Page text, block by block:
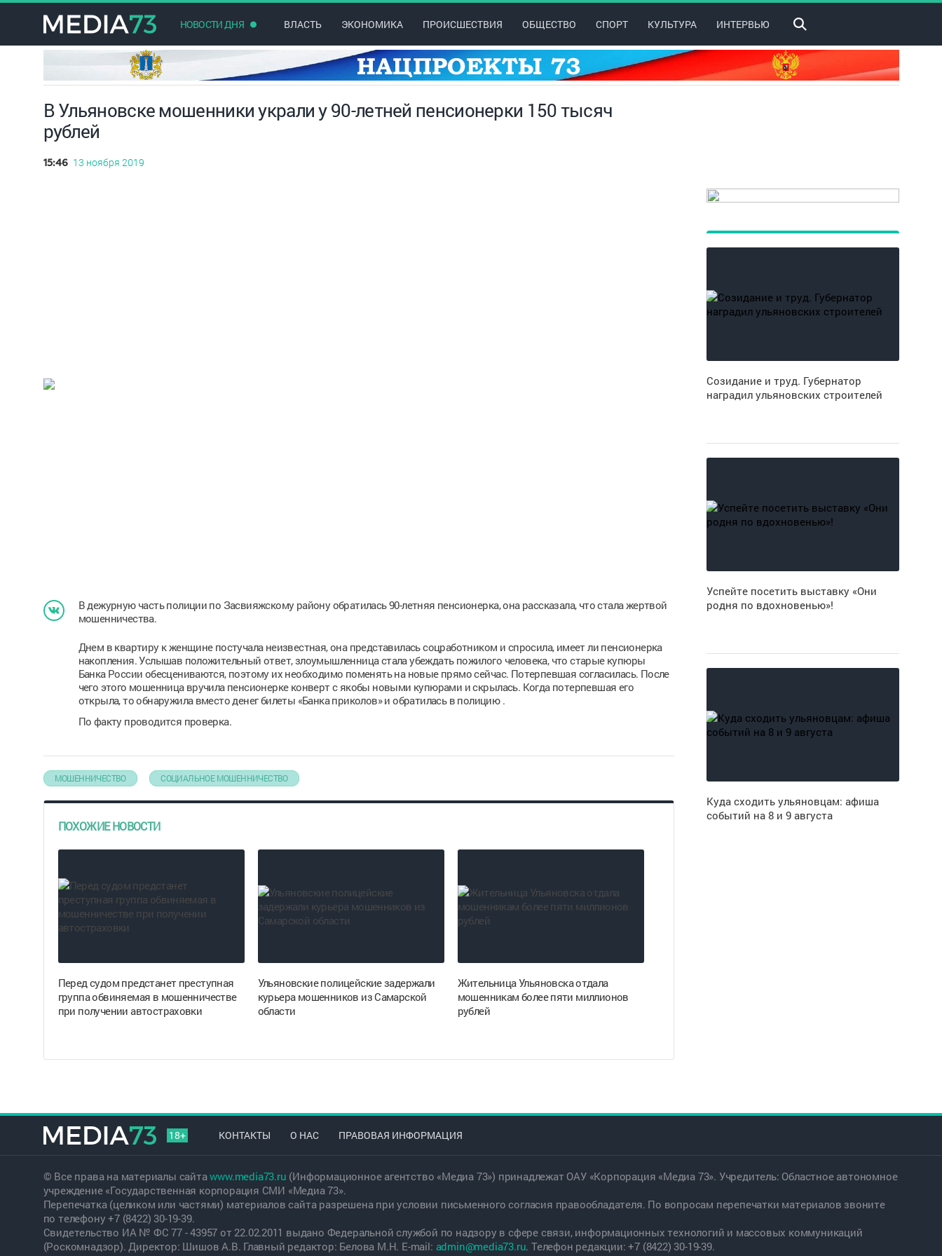
НОВОСТИ ДНЯ ВЛАСТЬ ЭКОНОМИКА ПРОИСШЕСТВИЯ ОБЩЕСТВО СПОРТ КУЛЬТУРА ИНТЕРВЬЮ
В Ульяновске мошенники украли у 90-летней пенсионерки 150 тысяч
рублей
15:46 13 ноября 2019
В дежурную часть полиции по Засвияжскому району обратилась 90-летняя пенсионерка, она рассказала, что стала жертвой
мошенничества.
Днем в квартиру к женщине постучала неизвестная, она представилась соцработником и спросила, имеет ли пенсионерка
накопления. Услышав положительный ответ, злоумышленница стала убеждать пожилого человека, что старые купюры
Банка России обесцениваются, поэтому их необходимо поменять на новые прямо сейчас. Потерпевшая согласилась. После
чего этого мошенница вручила пенсионерке конверт с якобы новыми купюрами и скрылась. Когда потерпевшая его
открыла, то обнаружила вместо денег билеты «Банка приколов» и обратилась в полицию .
По факту проводится проверка.
МОШЕННИЧЕСТВО СОЦИАЛЬНОЕ МОШЕННИЧЕСТВО
ПОХОЖИЕ НОВОСТИ
Перед судом предстанет преступная
группа обвиняемая в мошенничестве
при получении автостраховки
Ульяновские полицейские задержали
курьера мошенников из Самарской
области
Жительница Ульяновска отдала
мошенникам более пяти миллионов
рублей
Созидание и труд. Губернатор
наградил ульяновских строителей
Успейте посетить выставку «Они
родня по вдохновенью»!
Куда сходить ульяновцам: афиша
событий на 8 и 9 августа
18+ КОНТАКТЫ О НАС ПРАВОВАЯ ИНФОРМАЦИЯ
© Все права на материалы сайтаwww.media73.ru (Информационное агентство «Медиа 73») принадлежат ОАУ «Корпорация «Медиа 73». Учредитель: Областное автономное
учреждение «Государственная корпорация СМИ «Медиа 73».
Перепечатка (целиком или частями) материалов сайта разрешена при условии письменного согласия правообладателя. По вопросам перепечатки материалов звоните
по телефону +7 (8422) 30-19-39.
Свидетельство ИА № ФС 77 - 43957 от 22.02.2011 выдано Федеральной службой по надзору в сфере связи, информационных технологий и массовых коммуникаций
(Роскомнадзор). Директор: Шишов А.В. Главный редактор: Белова М.Н. E-mail: admin@media73.ru. Телефон редакции: +7 (8422) 30-19-39.